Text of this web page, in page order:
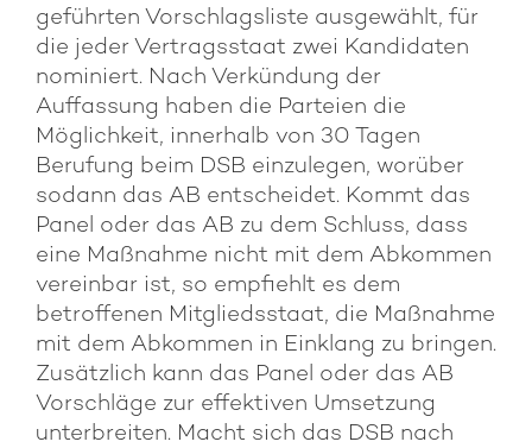
geführten Vorschlagsliste ausgewählt, für
die jeder Vertragsstaat zwei Kandidaten
nominiert. Nach Verkündung der
Auffassung haben die Parteien die
Möglichkeit, innerhalb von 30 Tagen
Berufung beim DSB einzulegen, worüber
sodann das AB entscheidet. Kommt das
Panel oder das AB zu dem Schluss, dass
eine Maßnahme nicht mit dem Abkommen
vereinbar ist, so empfiehlt es dem
betroffenen Mitgliedsstaat, die Maßnahme
mit dem Abkommen in Einklang zu bringen.
Zusätzlich kann das Panel oder das AB
Vorschläge zur effektiven Umsetzung
unterbreiten. Macht sich das DSB nach